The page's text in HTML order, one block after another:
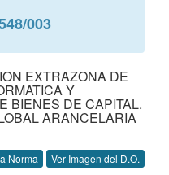
003
EXTRAZONA DE
Y
BIENES DE CAPITAL.
ARANCELARIA
Norma Ver Imagen del D.O.